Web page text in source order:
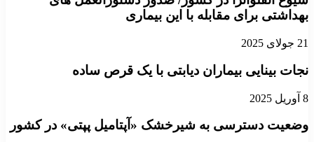
بهداشتی برای مقابله با این بیماری
21 جولای 2025
نجات بینایی بیماران دیابتی با یک قرص ساده
8 آوریل 2025
وضعیت دسترسی به شیرخشک «آپتامیل پپتی» در کشور